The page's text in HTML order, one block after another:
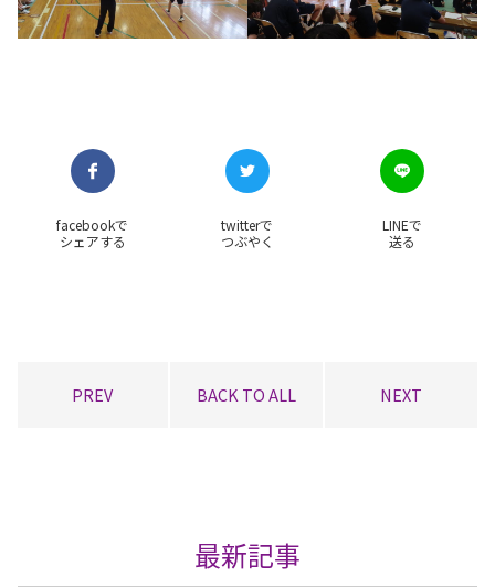
facebookで
シェアする
twitterで
つぶやく
LINEで
送る
PREV BACK TO ALL NEXT
最新記事